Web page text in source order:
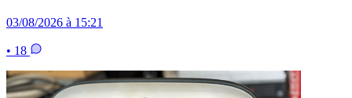
03/08/2026 à 15:21
• 18